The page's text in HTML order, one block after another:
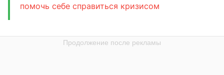
помочь себе справиться кризисом